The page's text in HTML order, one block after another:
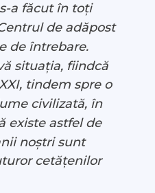
a făcut în toți
de adăpost
de întrebare.
situația, fiindcă
tindem spre o
civilizată, în
existe astfel de
noștri sunt
cetățenilor